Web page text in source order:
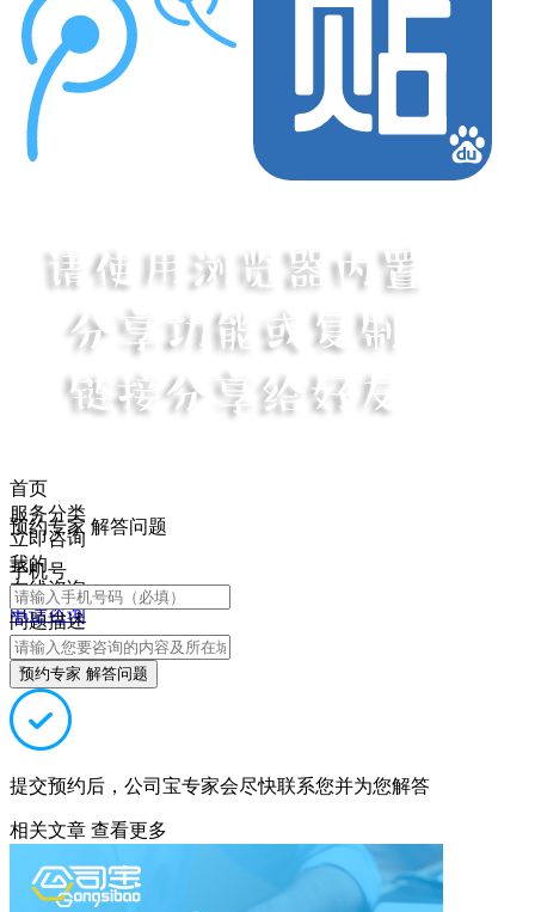
首页
服务分类
立即咨询
我的
在线咨询
电话咨询
预约专家 解答问题
手机号
问题描述
预约专家 解答问题
提交预约后，公司宝专家会尽快联系您并为您解答
相关文章 查看更多